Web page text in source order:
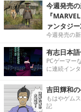
今週発売
『
ァンタジ
今週発売の
有志日本
PCゲーマー
に連続インタ
吉田輝和
もはやゲム
記